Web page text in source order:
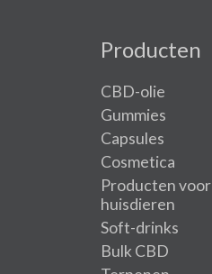
Producten
CBD-olie
Gummies
Capsules
Cosmetica
Producten voor
huisdieren
Soft-drinks
Bulk CBD